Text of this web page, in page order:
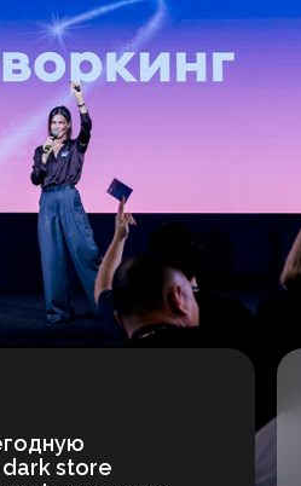
Для
300
компании.
общего